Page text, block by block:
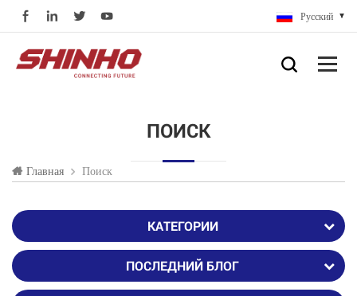
Русский
ПОИСК
Главная Поиск
КАТЕГОРИИ
ПОСЛЕДНИЙ БЛОГ